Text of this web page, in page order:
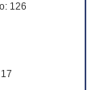
126